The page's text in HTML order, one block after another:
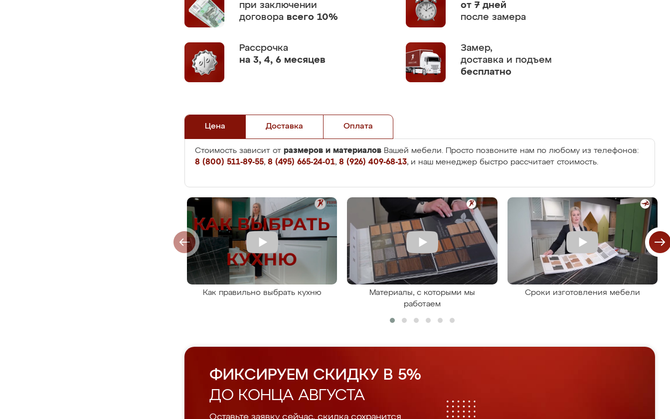
при заключении
договора всего 10%
от 7 дней
после замера
Рассрочка
на 3, 4, 6 месяцев
Замер,
доставка и подъем
бесплатно
Цена Доставка Оплата
Стоимость зависит от размеров и материалов Вашей мебели. Просто позвоните нам по любому из телефонов:
8 (800) 511-89-55, 8 (495) 665-24-01, 8 (926) 409-68-13, и наш менеджер быстро рассчитает стоимость.
Как правильно выбрать кухню
Материалы, с которыми мы
работаем
Сроки изготовления мебели
ФИКСИРУЕМ СКИДКУ В 5%
ДО КОНЦА АВГУСТА
Оставьте заявку сейчас, скидка сохранится.